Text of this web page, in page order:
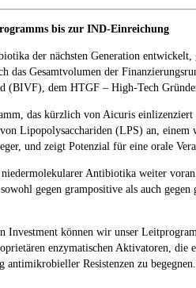
bis zur IND-Einreichung
der nächsten Generation
Gesamtvolumen der
(BIVF), dem HTGF – High-Tech
das kürzlich von Aicuris
Lipopolysacchariden (LPS) an,
und zeigt Potenzial für eine orale
Antibiotika weiter
gegen grampositive als auch
Investment können wir unser
enzymatischen Aktivatoren,
antimikrobieller Resistenzen zu